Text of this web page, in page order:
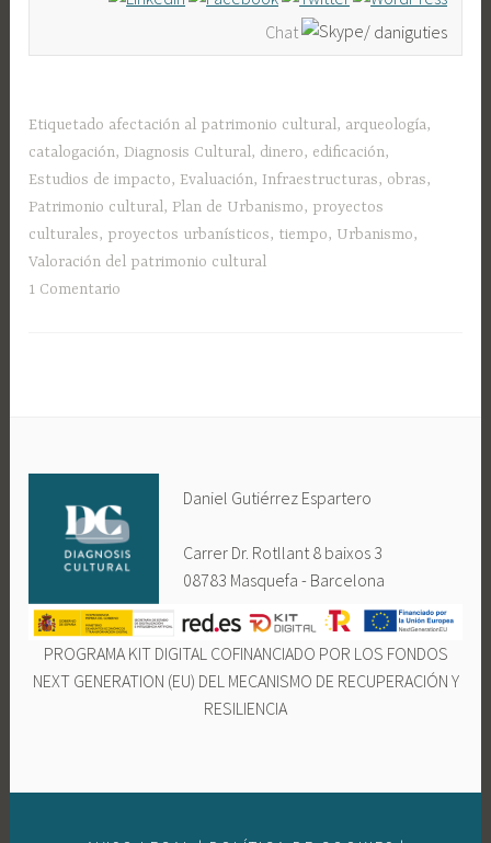
Chat daniguties
Etiquetado afectación al patrimonio cultural, arqueología,
catalogación,Diagnosis Cultural, dinero, edificación,
Estudios de impacto, Evaluación, Infraestructuras, obras,
Patrimonio cultural, Plan de Urbanismo, proyectos
culturales, proyectos urbanísticos, tiempo, Urbanismo,
Valoración del patrimonio cultural
1 Comentario
Daniel Gutiérrez Espartero
Carrer Dr. Rotllant 8 baixos 3
08783 Masquefa - Barcelona
PROGRAMA KIT DIGITAL COFINANCIADO POR LOS FONDOS
NEXT GENERATION (EU) DEL MECANISMO DE RECUPERACIÓN Y
RESILIENCIA